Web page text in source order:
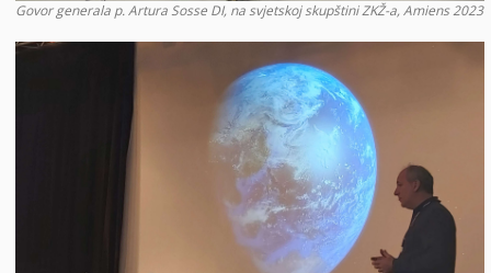
Govor generala p. Artura Sosse DI, na svjetskoj skupštini ZKŽ-a, Amiens 2023